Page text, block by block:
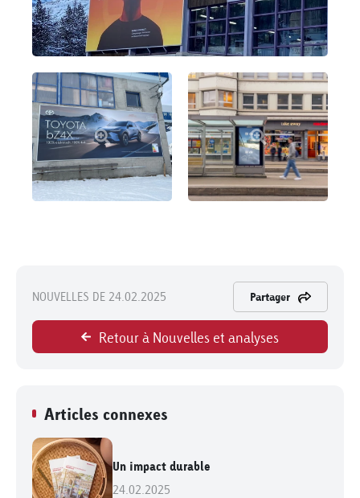
NOUVELLES DE 24.02.2025 Partager
Retour à Nouvelles et analyses
Articles connexes
Un impact durable
24.02.2025